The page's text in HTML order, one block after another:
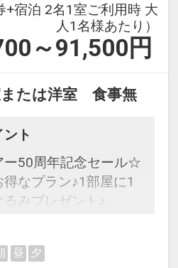
+宿泊 2名1室ご利用時 大
人1名様あたり）
～91,500 円
または洋室 食事無
ト
ー50周年記念セール☆
なプラン♪1部屋に1
みプレゼント♪
心のJAL（または
確約！フライトマイ
昼 夕